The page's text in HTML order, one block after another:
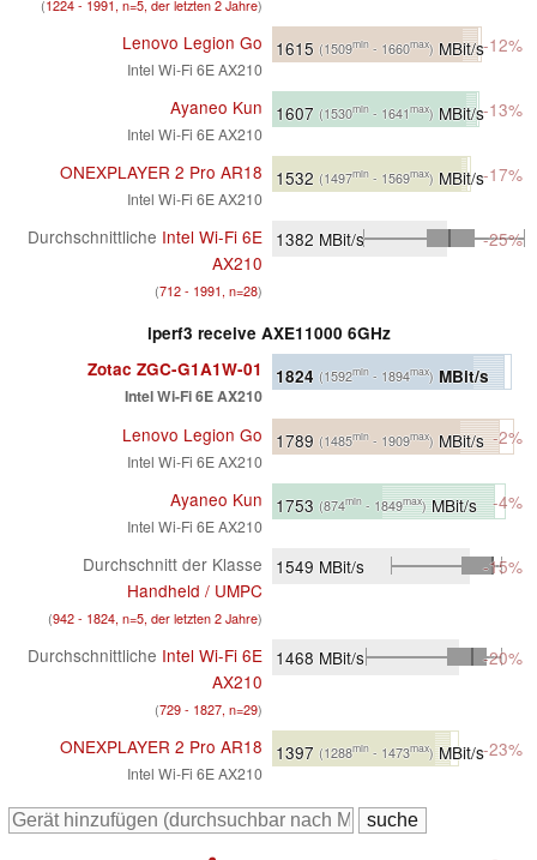
(1224 - 1991, n=5, der letzten 2 Jahre)
Lenovo Legion Go
Intel Wi-Fi 6E AX210
1615 (1509min - 1660max) MBit/s-12%
Ayaneo Kun
Intel Wi-Fi 6E AX210
1607 (1530min - 1641max) MBit/s-13%
ONEXPLAYER 2 Pro AR18
Intel Wi-Fi 6E AX210
1532 (1497min - 1569max) MBit/s-17%
Durchschnittliche Intel Wi-Fi 6E
AX210
(712 - 1991, n=28)
1382 MBit/s -25%
iperf3 receive AXE11000 6GHz
Zotac ZGC-G1A1W-01
Intel Wi-Fi 6E AX210
1824 (1592min - 1894max) MBit/s
Lenovo Legion Go
Intel Wi-Fi 6E AX210
1789 (1485min - 1909max) MBit/s -2%
Ayaneo Kun
Intel Wi-Fi 6E AX210
1753 (874min - 1849max)MBit/s -4%
Durchschnitt der Klasse
Handheld / UMPC
(942 - 1824, n=5, der letzten 2 Jahre)
1549 MBit/s -15%
Durchschnittliche Intel Wi-Fi 6E
AX210
(729 - 1827, n=29)
1468 MBit/s -20%
ONEXPLAYER 2 Pro AR18
Intel Wi-Fi 6E AX210
1397 (1288min - 1473max)MBit/s-23%